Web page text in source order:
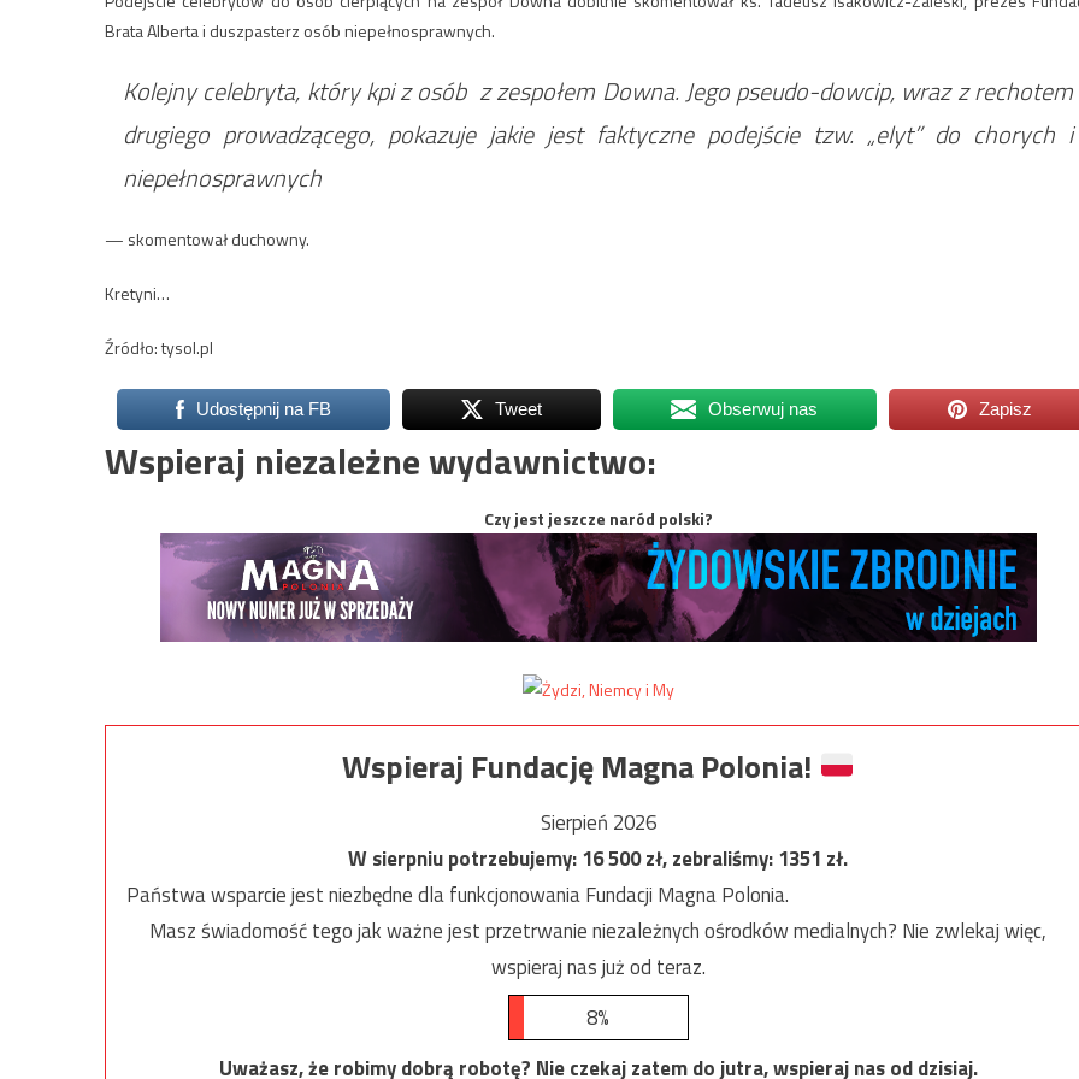
Brata Alberta i duszpasterz osób niepełnosprawnych.
Kolejny celebryta, który kpi z osób z zespołem Downa. Jego pseudo-dowcip, wraz z rechotem
drugiego prowadzącego, pokazuje jakie jest faktyczne podejście tzw. „elyt” do chorych i
niepełnosprawnych
— skomentował duchowny.
Kretyni…
Źródło: tysol.pl
Udostępnij na FB Tweet Obserwuj nas Zapisz
Wspieraj niezależne wydawnictwo:
Czy jest jeszcze naród polski?
Wspieraj Fundację Magna Polonia!
Sierpień 2026
W sierpniu potrzebujemy:16 500zł, zebraliśmy:1351 zł.
Państwa wsparcie jest niezbędne dla funkcjonowania Fundacji Magna Polonia.
Masz świadomość tego jak ważne jest przetrwanie niezależnych ośrodków medialnych? Nie zwlekaj więc,
wspieraj nas już od teraz.
8%
Uważasz, że robimy dobrą robotę? Nie czekaj zatem do jutra, wspieraj nas od dzisiaj.